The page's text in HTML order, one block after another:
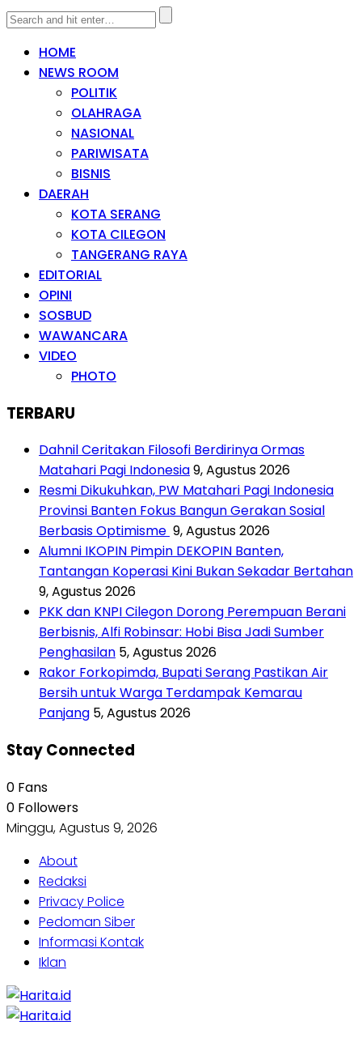
HOME
NEWS ROOM
POLITIK
OLAHRAGA
NASIONAL
PARIWISATA
BISNIS
DAERAH
KOTA SERANG
KOTA CILEGON
TANGERANG RAYA
EDITORIAL
OPINI
SOSBUD
WAWANCARA
VIDEO
PHOTO
TERBARU
Dahnil Ceritakan Filosofi Berdirinya Ormas
Matahari Pagi Indonesia9, Agustus 2026
Resmi Dikukuhkan, PW Matahari Pagi Indonesia
Provinsi Banten Fokus Bangun Gerakan Sosial
Berbasis Optimisme 9, Agustus 2026
Alumni IKOPIN Pimpin DEKOPIN Banten,
Tantangan Koperasi Kini Bukan Sekadar Bertahan
9, Agustus 2026
PKK dan KNPI Cilegon Dorong Perempuan Berani
Berbisnis, Alfi Robinsar: Hobi Bisa Jadi Sumber
Penghasilan 5, Agustus 2026
Rakor Forkopimda, Bupati Serang Pastikan Air
Bersih untuk Warga Terdampak Kemarau
Panjang 5, Agustus 2026
Stay Connected
0 Fans
0 Followers
Minggu, Agustus 9, 2026
About
Redaksi
Privacy Police
Pedoman Siber
Informasi Kontak
Iklan